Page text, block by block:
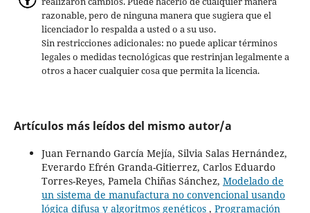
razonable, pero de ninguna manera que sugiera que el
licenciador lo respalda a usted o a su uso.
Sin restricciones adicionales: no puede aplicar términos
legales o medidas tecnológicas que restrinjan legalmente a
otros a hacer cualquier cosa que permita la licencia.
Artículos más leídos del mismo autor/a
Juan Fernando García Mejía, Silvia Salas Hernández,
Everardo Efrén Granda-Gitierrez, Carlos Eduardo
Torres-Reyes, Pamela Chiñas Sánchez, Modelado de
un sistema de manufactura no convencional usando
lógica difusa y algoritmos genéticos , Programación